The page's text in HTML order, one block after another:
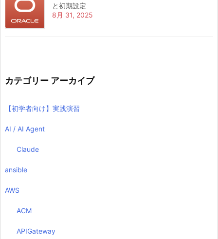
と初期設定
8月 31, 2025
カテゴリー アーカイブ
【初学者向け】実践演習
AI / AI Agent
Claude
ansible
AWS
ACM
APIGateway